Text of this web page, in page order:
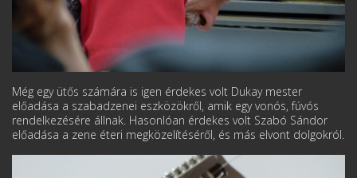
Még egy ütős számára is igen érdekes volt Dukay mester
előadása a szabadzenei eszközökről, amik egy vonós, fúvós
rendelkezésére állnak. Hasonlóan érdekes volt Szabó Sándor
előadása a zene éteri megközelítéséről, és más elvont dolgokról.